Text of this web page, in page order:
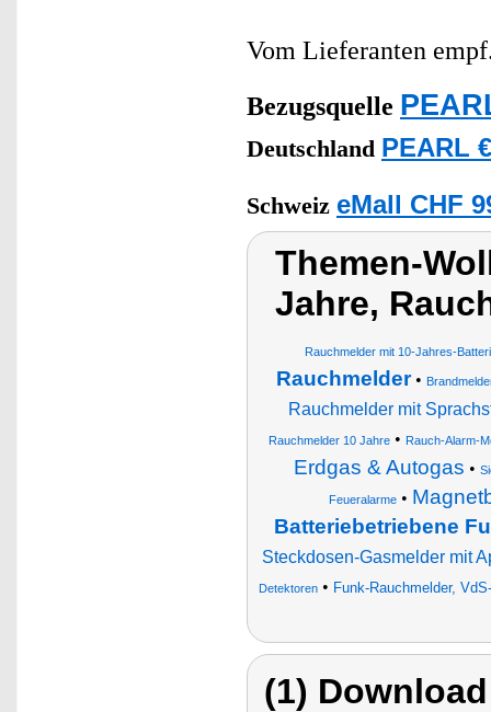
Vom Lieferanten
Bezugsquelle
Deutschland PEARL
Schweiz eMall CHF
Themen-
Jahre,
Rauchmelder mit 10-Jahres-
Rauchmelder•
Rauchmelder mit
Rauchmelder 10 Jahre • Rauch-Alarm-
Erdgas & Autogas •
Feueralarme •
Batteriebetriebene
Steckdosen-Gasmelder mit
Detektoren • Funk-Rauchmelder,
(1)